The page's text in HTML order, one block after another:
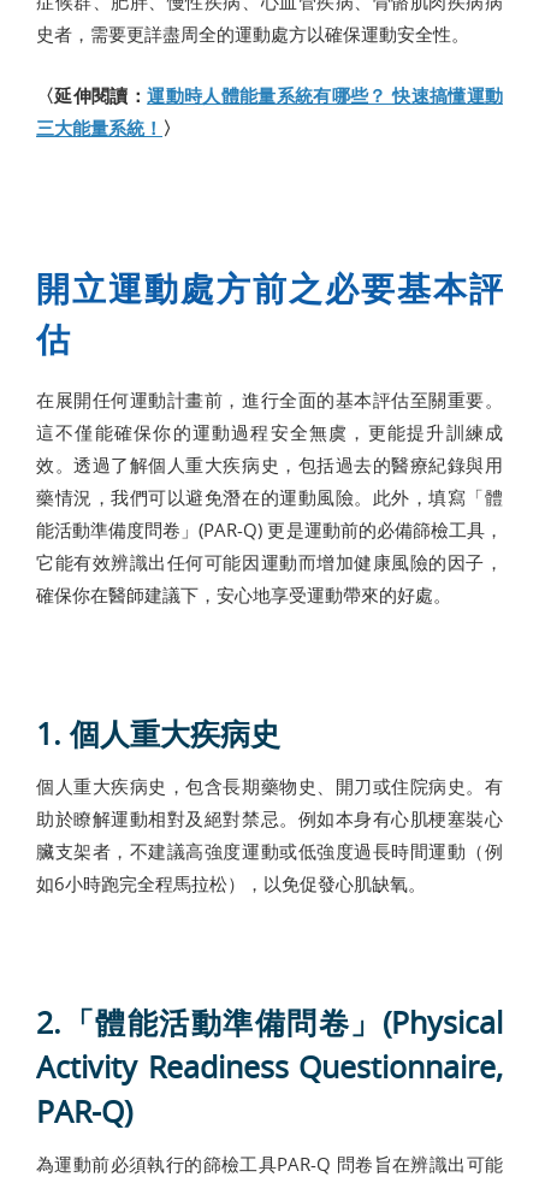
史者，需要更詳盡周全的運動處方以確保運動安全性。
〈延伸閱讀：運動時人體能量系統有哪些？ 快速搞懂運動
三大能量系統！ 〉
開立運動處方前之必要基本評
估
在展開任何運動計畫前，進行全面的基本評估至關重要。
這不僅能確保你的運動過程安全無虞，更能提升訓練成
效。透過了解個人重大疾病史，包括過去的醫療紀錄與用
藥情況，我們可以避免潛在的運動風險。此外，填寫「體
能活動準備度問卷」(PAR-Q) 更是運動前的必備篩檢工具，
它能有效辨識出任何可能因運動而增加健康風險的因子，
確保你在醫師建議下，安心地享受運動帶來的好處。
1. 個人重大疾病史
個人重大疾病史，包含長期藥物史、開刀或住院病史。有
助於瞭解運動相對及絕對禁忌。例如本身有心肌梗塞裝心
臟支架者，不建議高強度運動或低強度過長時間運動（例
如6小時跑完全程馬拉松），以免促發心肌缺氧。
2.「體能活動準備問卷」(Physical
Activity Readiness Questionnaire,
PAR-Q)
為運動前必須執行的篩檢工具PAR-Q 問卷旨在辨識出可能